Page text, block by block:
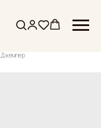
Джемпер